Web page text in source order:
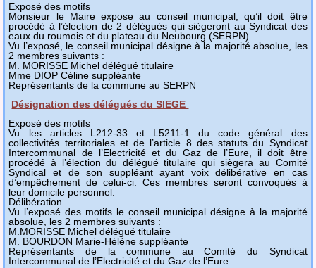
Exposé des motifs
Monsieur le Maire expose au conseil municipal, qu’il doit être
procédé à l’élection de 2 délégués qui siègeront au Syndicat des
eaux du roumois et du plateau du Neubourg (SERPN)
Vu l’exposé, le conseil municipal désigne à la majorité absolue, les
2 membres suivants :
M. MORISSE Michel délégué titulaire
Mme DIOP Céline suppléante
Représentants de la commune au SERPN
Désignation des délégués du SIEGE
Exposé des motifs
Vu les articles L212-33 et L5211-1 du code général des
collectivités territoriales et de l’article 8 des statuts du Syndicat
Intercommunal de l’Electricité et du Gaz de l’Eure, il doit être
procédé à l’élection du délégué titulaire qui siègera au Comité
Syndical et de son suppléant ayant voix délibérative en cas
d’empêchement de celui-ci. Ces membres seront convoqués à
leur domicile personnel.
Délibération
Vu l’exposé des motifs le conseil municipal désigne à la majorité
absolue, les 2 membres suivants :
M.MORISSE Michel délégué titulaire
M. BOURDON Marie-Hélène suppléante
Représentants de la commune au Comité du Syndicat
Intercommunal de l’Electricité et du Gaz de l’Eure